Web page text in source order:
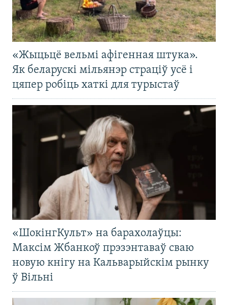
«Жыцьцё вельмі афігенная штука».
Як беларускі мільянэр страціў усё і
цяпер робіць хаткі для турыстаў
«ШокінгКульт» на барахолаўцы:
Максім Жбанкоў прэзэнтаваў сваю
новую кнігу на Кальварыйскім рынку
ў Вільні